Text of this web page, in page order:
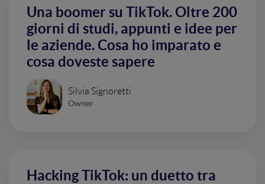
Una boomer su TikTok. Oltre 200
giorni di studi, appunti e idee per
le aziende. Cosa ho imparato e
cosa doveste sapere
Silvia Signoretti
Owner
Hacking TikTok: un duetto tra